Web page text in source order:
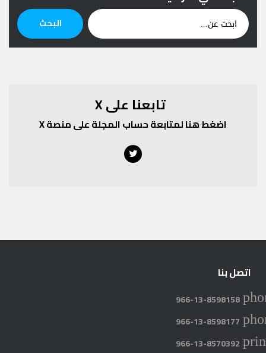
عن:
البحث
تابعنا على X
اضغط هنا لمتابعة حساب المجلة على منصة X
Twitter
اتصل بنا
966-13-8598158
966-13-8598177
966-13-8570392